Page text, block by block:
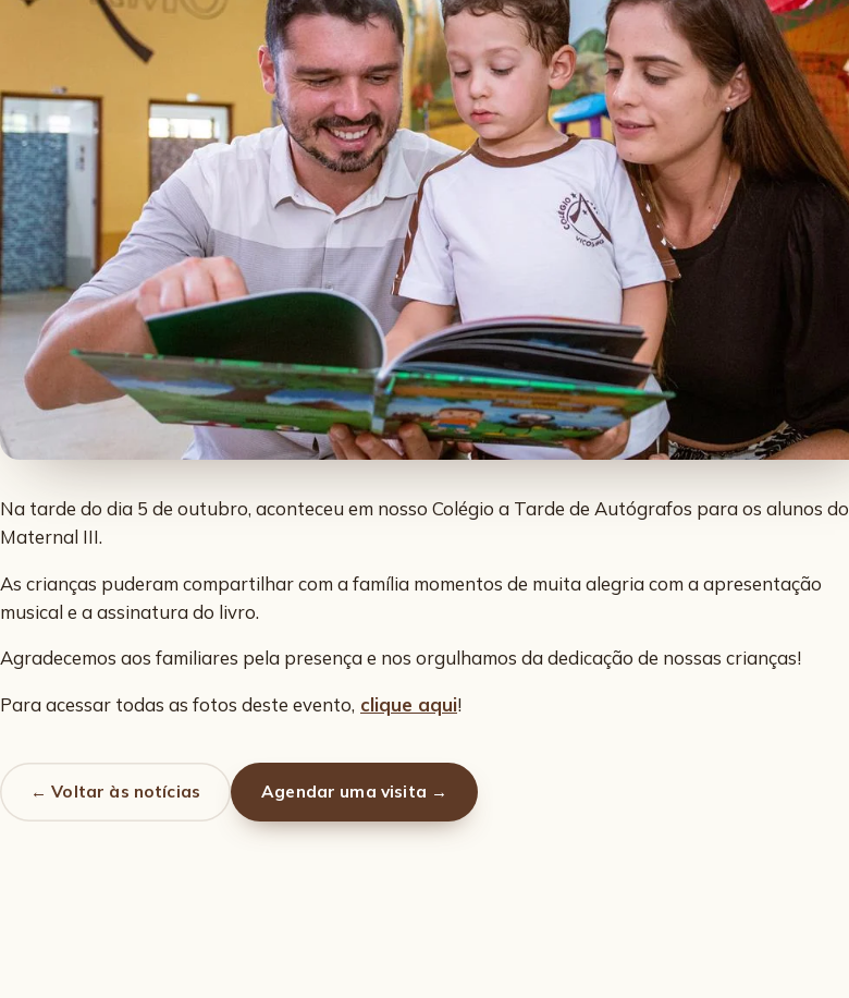
Na tarde do dia 5 de outubro, aconteceu em nosso Colégio a Tarde de Autógrafos para os alunos do
Maternal III.
As crianças puderam compartilhar com a família momentos de muita alegria com a apresentação
musical e a assinatura do livro.
Agradecemos aos familiares pela presença e nos orgulhamos da dedicação de nossas crianças!
Para acessar todas as fotos deste evento, clique aqui!
← Voltar às notícias Agendar uma visita →